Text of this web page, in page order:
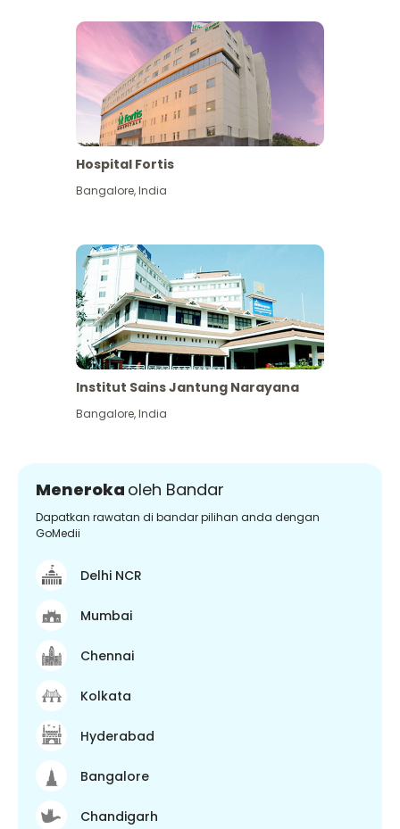
Hospital Fortis
Bangalore,India
Institut Sains Jantung Narayana
Bangalore,India
Meneroka oleh Bandar
Dapatkan rawatan di bandar pilihan anda dengan
GoMedii
Delhi NCR
Mumbai
Chennai
Kolkata
Hyderabad
Bangalore
Chandigarh